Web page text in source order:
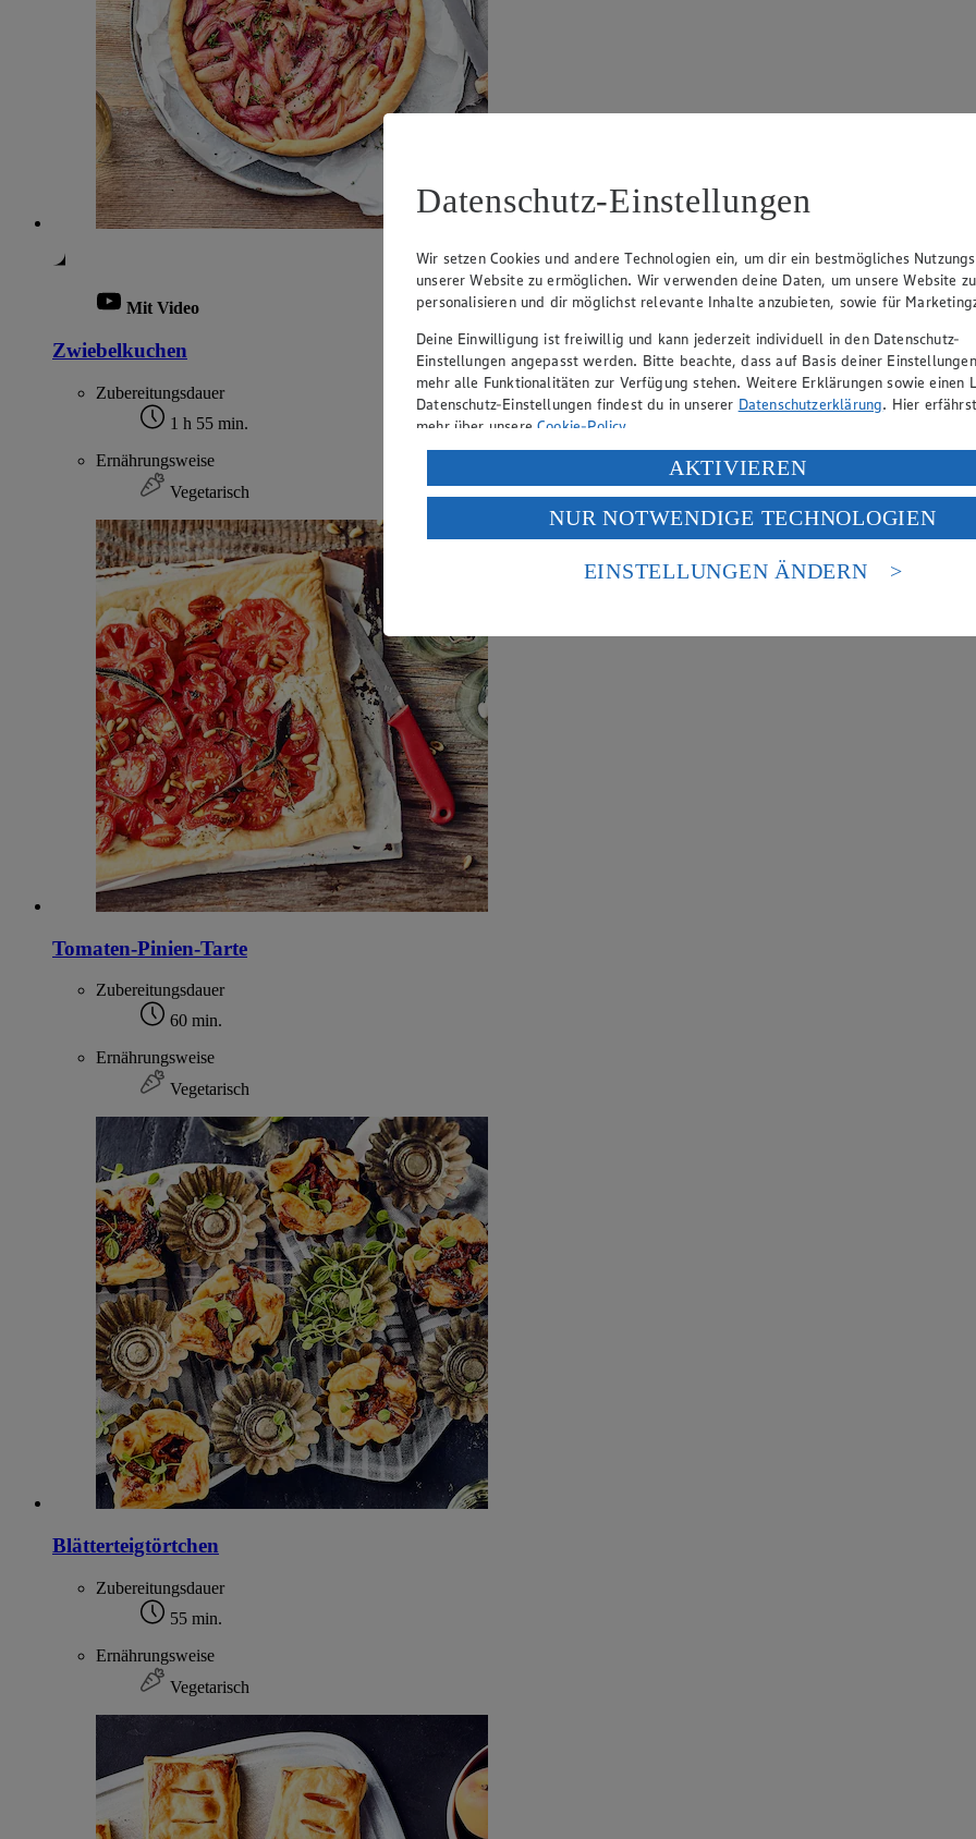
Mit Video
Zwiebelkuchen
Zubereitungsdauer
1 h 55 min.
Ernährungsweise
Vegetarisch
Tomaten-Pinien-Tarte
Zubereitungsdauer
60 min.
Ernährungsweise
Vegetarisch
Blätterteigtörtchen
Zubereitungsdauer
55 min.
Ernährungsweise
Vegetarisch
Datenschutz-Einstellungen
Wir setzen Cookies und andere Technologien ein, um dir ein bestmögliches
unserer Website zu ermöglichen. Wir verwenden deine Daten, um unsere Website zu
personalisieren und dir möglichst relevante Inhalte anzubieten, sowie für
Deine Einwilligung ist freiwillig und kann jederzeit individuell in den Datenschutz-
Einstellungen angepasst werden. Bitte beachte, dass auf Basis deiner
mehr alle Funktionalitäten zur Verfügung stehen. Weitere Erklärungen sowie einen
Datenschutz-Einstellungen findest du in unserer Datenschutzerklärung. Hier
mehr über unsereCookie-Policy.
Verarbeitung deiner personenbezogenen Daten in den USA durch Facebook und
Wenn du auf „Aktivieren“ klickst, willigst du im Sinne des Art. 49 Abs. 1 Satz 1 lit.
ein, dass deine Daten in den USA verarbeitet werden. Der EuGH sieht die USA als
einem nach europäischen Standards nicht angemessenen Datenschutzniveau an. Es
Risiko eines Zugriffs durch US-amerikanische Behörden.
AKTIVIEREN
NUR NOTWENDIGE TECHNOLOGIEN
EINSTELLUNGEN ÄNDERN